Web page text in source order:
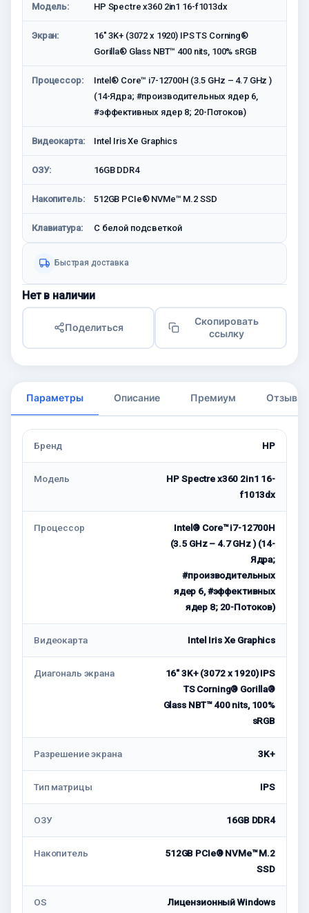
Модель: HP Spectre x360 2in1 16-f1013dx
Экран:
16" 3K+ (3072 x 1920) IPS TS Corning®
Gorilla® Glass NBT™ 400 nits, 100% sRGB
Процессор:
Intel® Core™ i7-12700H (3.5 GHz – 4.7 GHz )
(14-Ядра; #производительных ядер 6,
#эффективных ядер 8; 20-Потоков)
Видеокарта: Intel Iris Xe Graphics
ОЗУ: 16GB DDR4
Накопитель: 512GB PCIe® NVMe™ M.2 SSD
Клавиатура: С белой подсветкой
Быстрая доставка
Нет в наличии
Поделиться
Скопировать
ссылку
Параметры Описание Премиум Отзывы
Бренд HP
Модель
HP Spectre x360 2in1 16-
f1013dx
Процессор
Intel® Core™ i7-12700H
(3.5 GHz – 4.7 GHz ) (14-
Ядра;
#производительных
ядер 6, #эффективных
ядер 8; 20-Потоков)
Видеокарта Intel Iris Xe Graphics
Диагональ экрана
16" 3K+ (3072 x 1920) IPS
TS Corning® Gorilla®
Glass NBT™ 400 nits, 100%
sRGB
Разрешение экрана 3K+
Тип матрицы IPS
ОЗУ 16GB DDR4
Накопитель
512GB PCIe® NVMe™ M.2
SSD
OS
Лицензионный Windows